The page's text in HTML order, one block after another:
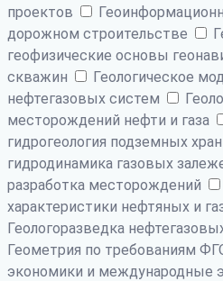
проектов
дорожном строительстве
геофизические основы
скважин
Геологическое
нефтегазовых систем
месторождений нефти и газа
гидрогеология подземных
гидродинамика газовых
разработка месторождений
характеристики нефтяных и
Геологоразведка
Геометрия по требованиям
экономики и международные